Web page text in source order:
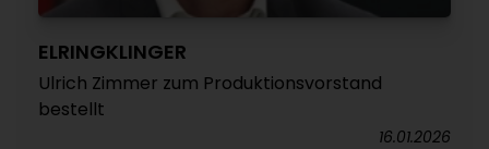
ELRINGKLINGER
Ulrich Zimmer zum Produktionsvorstand
bestellt
16.01.2026